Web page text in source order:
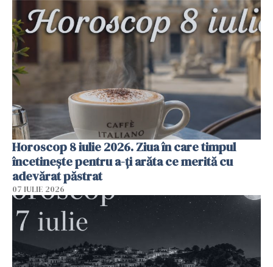
Horoscop 8 iulie 2026. Ziua în care timpul
încetinește pentru a-ți arăta ce merită cu
adevărat păstrat
07 IULIE 2026